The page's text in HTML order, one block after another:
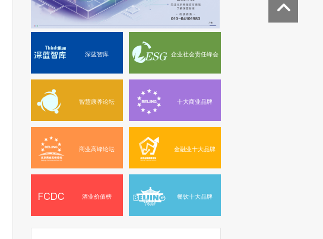
深蓝智库 企业社会责任峰会
智慧康养论坛 十大商业品牌
商业高峰论坛 金融业十大品牌
酒业价值榜 餐饮十大品牌